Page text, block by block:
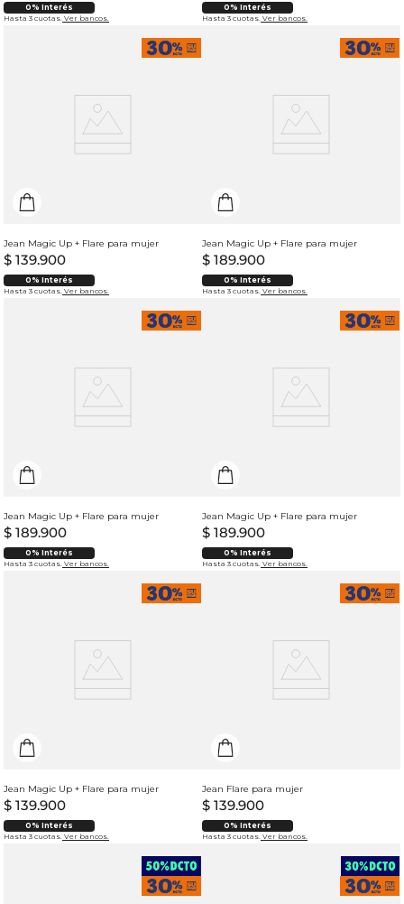
0% Interés
Hasta 3 cuotas. Ver bancos.
0% Interés
Hasta 3 cuotas. Ver bancos.
Jean Magic Up + Flare para mujer
$ 139.900
0% Interés
Hasta 3 cuotas. Ver bancos.
Jean Magic Up + Flare para mujer
$ 189.900
0% Interés
Hasta 3 cuotas. Ver bancos.
Jean Magic Up + Flare para mujer
$ 189.900
0% Interés
Hasta 3 cuotas. Ver bancos.
Jean Magic Up + Flare para mujer
$ 189.900
0% Interés
Hasta 3 cuotas. Ver bancos.
Jean Magic Up + Flare para mujer
$ 139.900
0% Interés
Hasta 3 cuotas. Ver bancos.
Jean Flare para mujer
$ 139.900
0% Interés
Hasta 3 cuotas. Ver bancos.